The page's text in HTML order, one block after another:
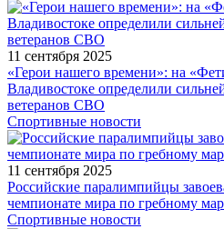
11 сентября 2025
«Герои нашего времени»: на
Владивостоке определили
ветеранов СВО
Спортивные новости
11 сентября 2025
Российские паралимпийцы
чемпионате мира по гребному
Спортивные новости